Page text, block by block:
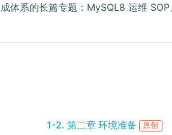
成体系的长篇专题：MySQL8 运维
1-2. 第二章 环境准备 原创